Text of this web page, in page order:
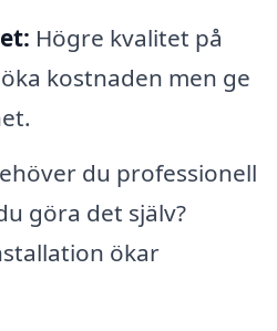
Högre kvalitet på
kostnaden men ge
du professionell
göra det själv?
ökar